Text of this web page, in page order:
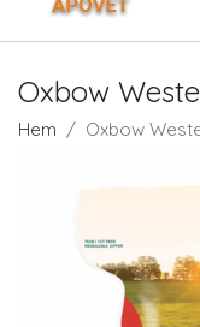
Oxbow
Hem Oxbow